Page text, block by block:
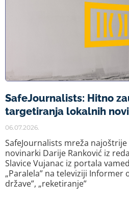
SafeJournalists: Hitno
targetiranja lokalnih
06.07.2026.
SafeJournalists mreža
novinarki Darije Ranković iz
Slavice Vujanac iz portala
„Paralela” na televiziji Informer
države”, „reketiranje”